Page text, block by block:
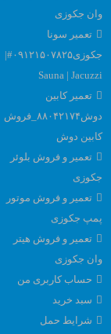
وان جکوزی
تعمیر سونا
جکوزی۰۹۱۲۱۵۰۷۸۲۵#|
Sauna | Jacuzzi
تعمیر کابین
دوش۸۸۰۴۲۱۷۴_فروش
کابین دوش
تعمیر و فروش بلوئر
جکوزی
تعمیر و فروش موتور
پمپ جکوزی
تعمیر و فروش هیتر
وان جکوزی
حساب کاربری من
سبد خرید
شرایط حمل